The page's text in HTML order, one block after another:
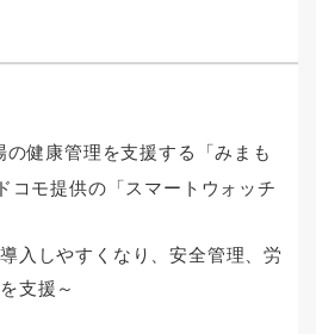
健康管理を支援する「みまも
コモ提供の「スマートウォッチ
入しやすくなり、安全管理、労
支援～